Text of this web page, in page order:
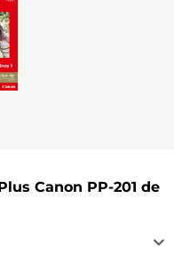
Canon PP-201 de